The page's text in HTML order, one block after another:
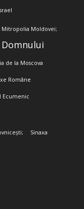
Mitropolia Moldovei;
de la Moscova
Române
Ecumenic
Sinaxa